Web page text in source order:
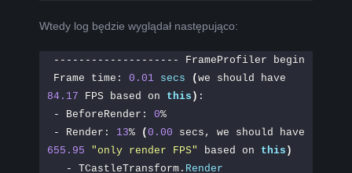
Wtedy log będzie wyglądał następująco:
-------------------- FrameProfiler begin
Frame time: 0.01 secs (
84.17 FPS based on this ) :
- BeforeRender: 0%
- Render: 13% ( 0.00
655.95
"only render FPS" based on this )
  - TCastleTransform.
Render